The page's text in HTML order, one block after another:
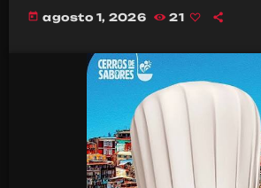
today agosto 1, 2026 21